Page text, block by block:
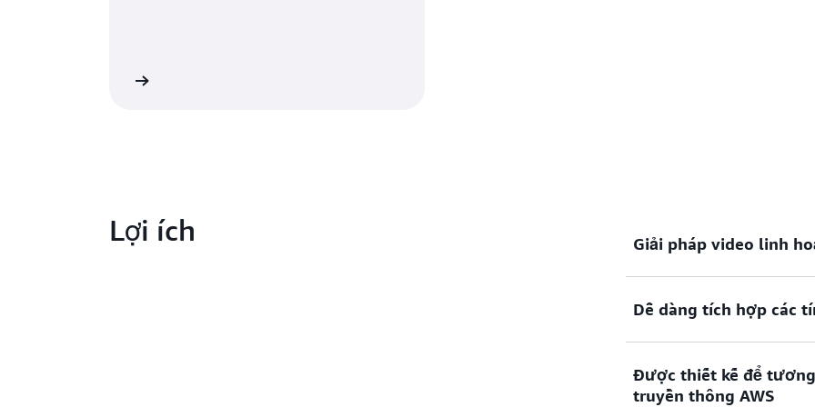
Lợi ích Giải pháp video linh
Triển khai các giải
cần, mà không làm
Thiết bị và phần mềm
pháp tại chỗ và dựa
Dễ dàng tích hợp các
Giành lợi thế trước các
Được thiết kế để
truyền thông AWS